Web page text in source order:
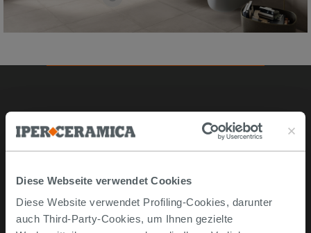
Diese Webseite verwendet Cookies
Diese Website verwendet Profiling-Cookies, darunter
auch Third-Party-Cookies, um Ihnen gezielte
Online kaufen
Musterstücke
Bestellen Sie mit uns
Wie man online kauft
Lieferzeiten und -kosten